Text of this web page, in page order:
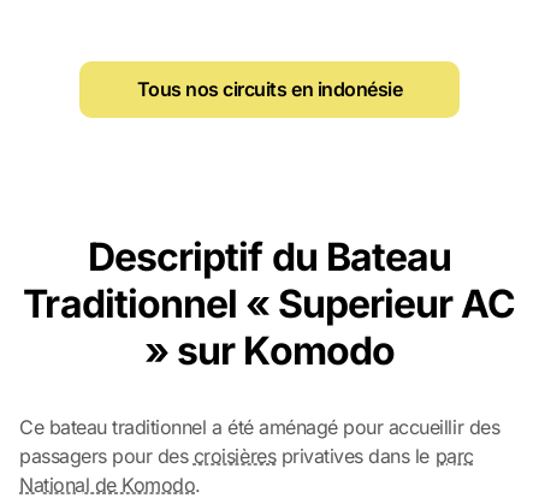
Tous nos circuits en indonésie
Descriptif du Bateau
Traditionnel « Superieur AC
» sur Komodo
Ce bateau traditionnel a été aménagé pour accueillir des
passagers pour des croisièresprivatives dans le parc
National de Komodo.